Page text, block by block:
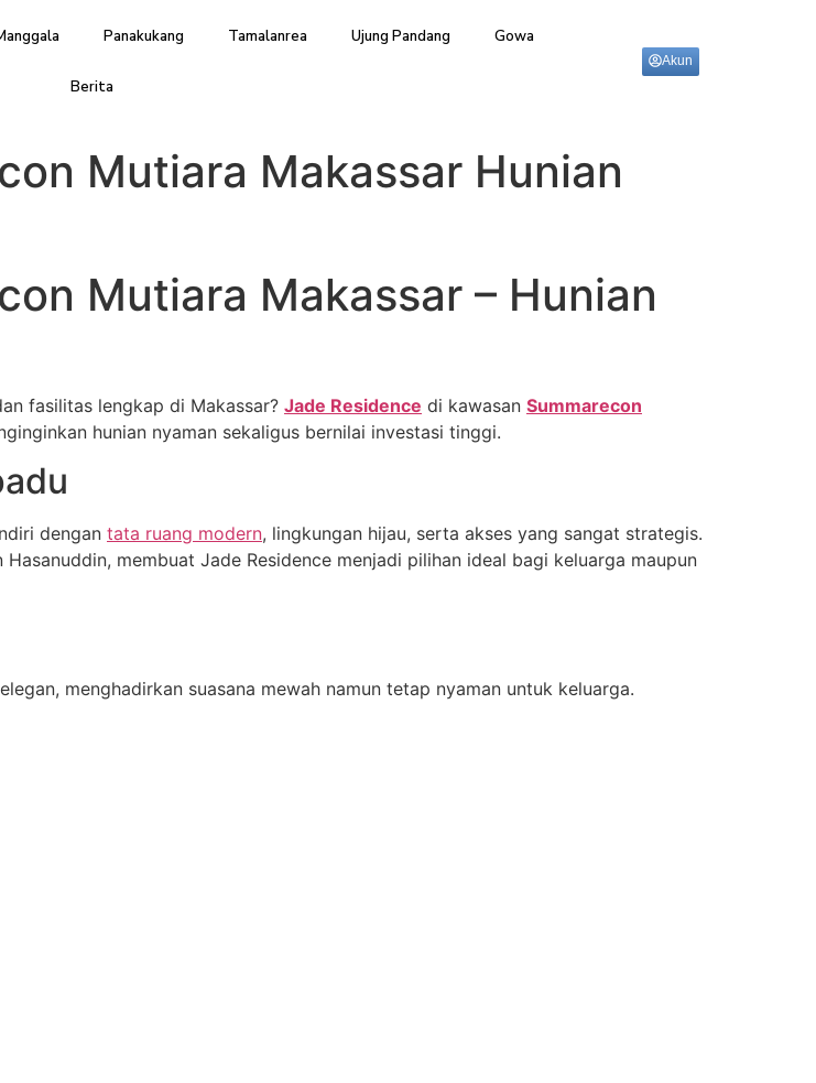
Panakukang Tamalanrea Ujung Pandang Gowa
Berita
Akun
Mutiara Makassar Hunian
Mutiara Makassar – Hunian
fasilitas lengkap di Makassar? Jade Residence di kawasan Summarecon
hunian nyaman sekaligus bernilai investasi tinggi.
dengan tata ruang modern, lingkungan hijau, serta akses yang sangat strategis.
membuat Jade Residence menjadi pilihan ideal bagi keluarga maupun
menghadirkan suasana mewah namun tetap nyaman untuk keluarga.